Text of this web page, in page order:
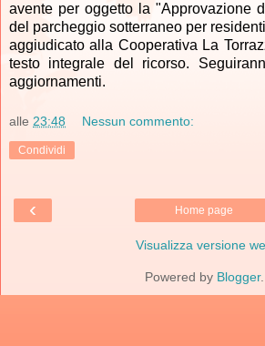
avente per oggetto la "Approvazione
del parcheggio sotterraneo per
aggiudicato alla Cooperativa La
testo integrale del ricorso.
aggiornamenti.
alle 23:48 Nessun commento:
Condividi
‹ Home page
Visualizza versione
Powered by Blogger.